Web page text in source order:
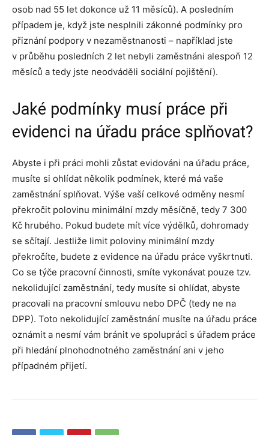
osob nad 55 let dokonce už 11 měsíců). A posledním
případem je, když jste nesplnili zákonné podmínky pro
přiznání podpory v nezaměstnanosti – například jste
v průběhu posledních 2 let nebyli zaměstnáni alespoň 12
měsíců a tedy jste neodváděli sociální pojištění).
Jaké podmínky musí práce při
evidenci na úřadu práce splňovat?
Abyste i při práci mohli zůstat evidováni na úřadu práce,
musíte si ohlídat několik podmínek, které má vaše
zaměstnání splňovat. Výše vaší celkové odměny nesmí
překročit polovinu minimální mzdy měsíčně, tedy 7 300
Kč hrubého. Pokud budete mít více výdělků, dohromady
se sčítají. Jestliže limit poloviny minimální mzdy
překročíte, budete z evidence na úřadu práce vyškrtnuti.
Co se týče pracovní činnosti, smíte vykonávat pouze tzv.
nekolidující zaměstnání, tedy musíte si ohlídat, abyste
pracovali na pracovní smlouvu nebo DPČ (tedy ne na
DPP). Toto nekolidující zaměstnání musíte na úřadu práce
oznámit a nesmí vám bránit ve spolupráci s úřadem práce
při hledání plnohodnotného zaměstnání ani v jeho
případném přijetí.